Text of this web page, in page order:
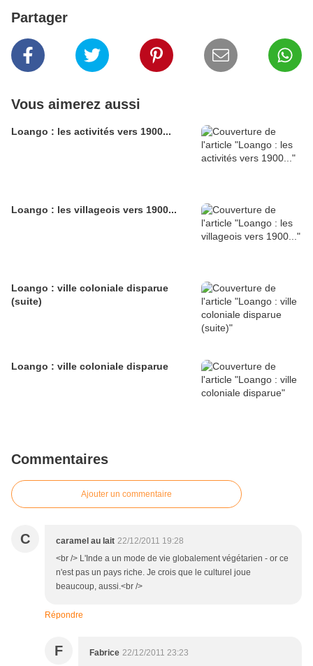
Partager
Vous aimerez aussi
Loango : les activités vers 1900...
Loango : les villageois vers 1900...
Loango : ville coloniale disparue
(suite)
Loango : ville coloniale disparue
Commentaires
Ajouter un commentaire
C caramel au lait 22/12/2011 19:28
<br /> L'Inde a un mode de vie globalement végétarien - or ce
n'est pas un pays riche. Je crois que le culturel joue
beaucoup, aussi.<br />
Répondre
F Fabrice 22/12/2011 23:23